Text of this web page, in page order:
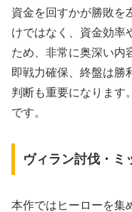
資金を回すかが勝敗を
けではなく、資金効率
ため、非常に奥深い内
即戦力確保、終盤は勝
判断も重要になります
です。
ヴィラン討伐・ミ
本作ではヒーローを集